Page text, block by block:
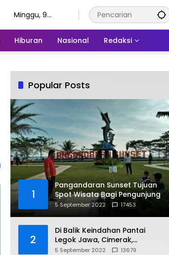
Minggu, 9
Hiburan Nasional Redaksi
Popular Posts
1
Pangandaran Sunset Tujuan
Spot Wisata Bagi Pengunjung
5 September 2022 17453
2
Di Balik Keindahan Pantai
Legok Jawa, Cimerak,
Pangandaran
5 September 2022 13679